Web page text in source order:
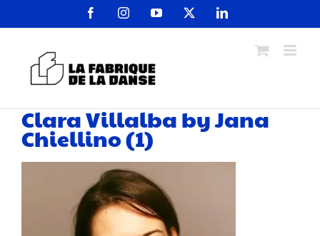
FacebookInstagramYouTube LinkedIn
Clara Villalba by Jana
Chiellino (1)